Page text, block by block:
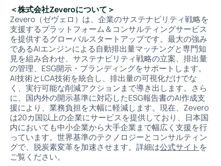
＜株式会社Zeveroについて＞
Zevero（ゼヴェロ）は、企業のサステナビリティ戦略を
支援するプラットフォーム＆コンサルティングサービス
を提供するグローバルスタートアップです。最大の強み
であるAIエンジンによる自動排出量マッチングと専門知
見を組み合わせ、サステナビリティ戦略の立案、排出量
の管理、ESG開示・ブランディングをサポートします。
AI技術とLCA技術を統合し、排出量の可視化だけでな
く、実行可能な削減アクションまで導き出します。さら
に、国内外の開示基準に対応したESG報告書のAI作成支
援により、業務負担を大幅に軽減します。現在、Zevero
は20カ国以上の企業にサービスを提供しており、日本国
内においても中小企業から大手企業まで幅広く支援を行
っています。世界基準のテクノロジーとコンサルティン
グで、脱炭素変革を加速させます。詳細は公式サイト を
ご覧ください。